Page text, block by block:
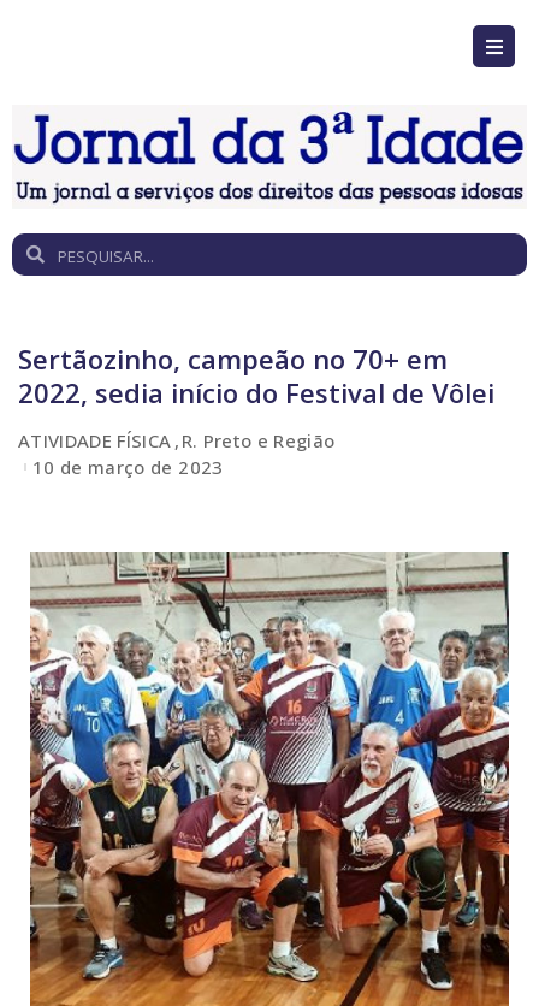
Sertãozinho, campeão no 70+ em
2022, sedia início do Festival de Vôlei
ATIVIDADE FÍSICA R. Preto e Região
10 de março de 2023